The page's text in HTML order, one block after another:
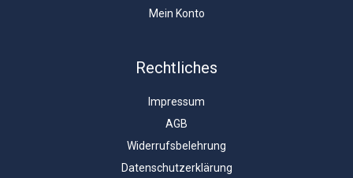
Mein Konto
Rechtliches
Impressum
AGB
Widerrufsbelehrung
Datenschutzerklärung